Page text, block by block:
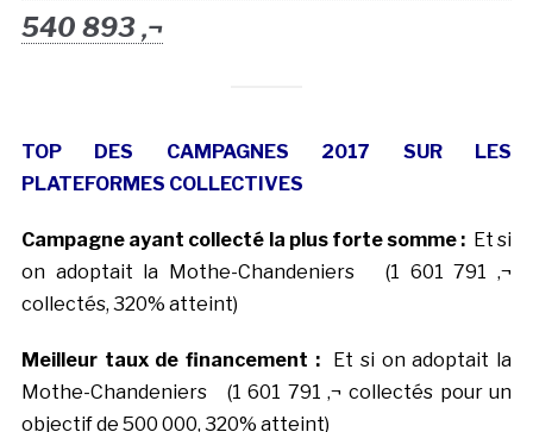
540 893 ‚¬
TOP DES CAMPAGNES 2017 SUR LES
PLATEFORMES COLLECTIVES
Campagne ayant collecté la plus forte somme : Et si
on adoptait la Mothe-Chandeniers (1 601 791 ‚¬
collectés, 320% atteint)
Meilleur taux de financement :Et si on adoptait la
Mothe-Chandeniers (1 601 791 ‚¬ collectés pour un
objectif de 500 000, 320% atteint)